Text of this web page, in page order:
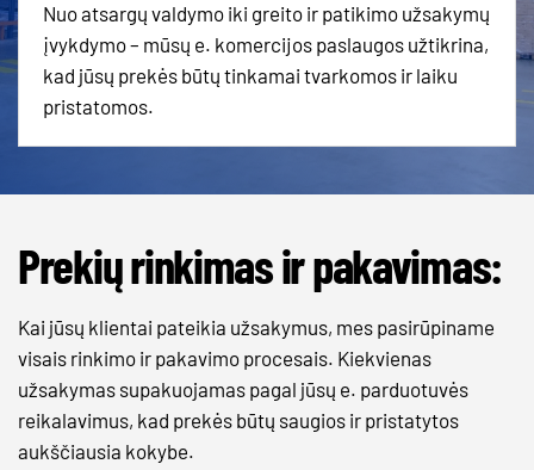
Nuo atsargų valdymo iki greito ir patikimo užsakymų
įvykdymo – mūsų e. komercijos paslaugos užtikrina,
kad jūsų prekės būtų tinkamai tvarkomos ir laiku
pristatomos.
Prekių rinkimas ir pakavimas:
Kai jūsų klientai pateikia užsakymus, mes pasirūpiname
visais rinkimo ir pakavimo procesais. Kiekvienas
užsakymas supakuojamas pagal jūsų e. parduotuvės
reikalavimus, kad prekės būtų saugios ir pristatytos
aukščiausia kokybe.